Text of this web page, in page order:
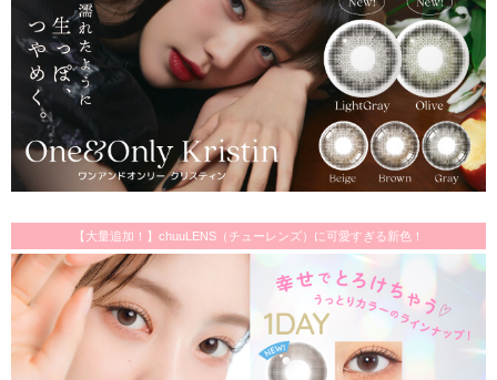
【大量追加！】chuuLENS（チューレンズ）に可愛すぎる新色！